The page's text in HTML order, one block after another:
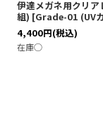
伊達メガネ用クリ
組) [Grade-01 (UV
4,400円(税込)
在庫◯